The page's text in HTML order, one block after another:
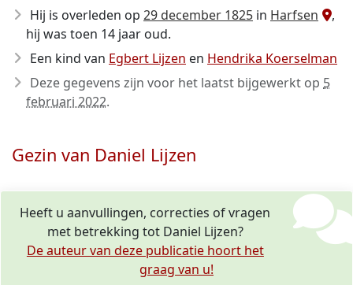
Hij is overleden op 29 december 1825 in Harfsen
,
hij was toen 14 jaar oud.
Een kind van Egbert Lijzen en Hendrika Koerselman
Deze gegevens zijn voor het laatst bijgewerkt op 5
februari 2022.
Gezin van Daniel Lijzen
Heeft u aanvullingen, correcties of vragen
met betrekking tot Daniel Lijzen?
De auteur van deze publicatie hoort het
graag van u!